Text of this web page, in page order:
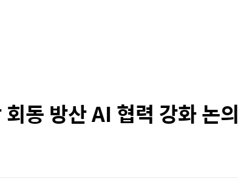
동 방산 AI 협력 강화 논의